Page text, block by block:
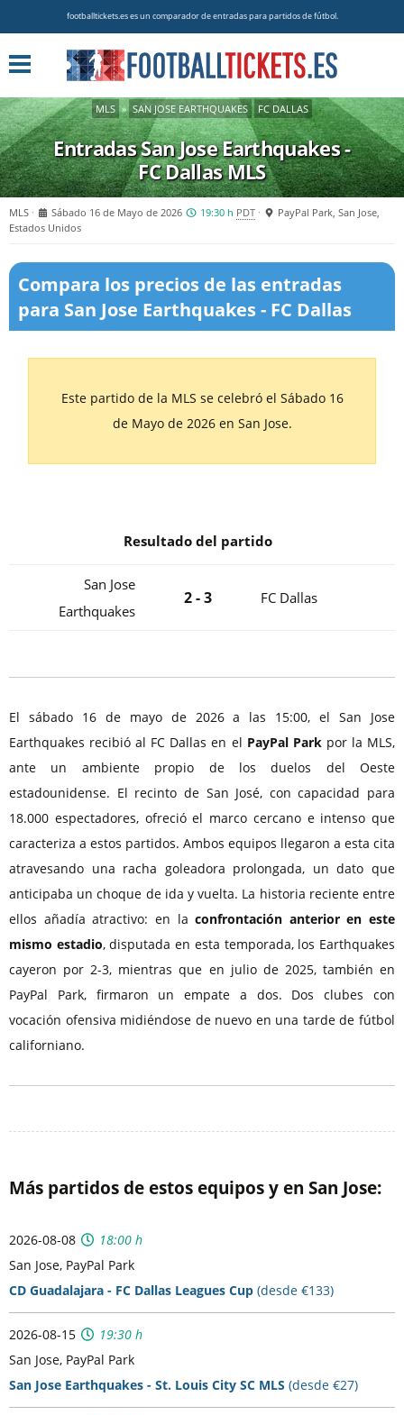
footballtickets.es es un comparador de entradas para partidos de fútbol.
MLS » SAN JOSE EARTHQUAKES FC DALLAS
Entradas San Jose Earthquakes -
FC DallasMLS
MLS Sábado 16 de Mayo de 2026 19:30 h PDT
PayPal Park, San Jose,
Estados Unidos
Compara los precios de las entradas
para San Jose Earthquakes - FC Dallas
Este partido de la MLS se celebró el Sábado 16
de Mayo de 2026 en San Jose.
Resultado del partido
San Jose
Earthquakes
2 - 3 FC Dallas
El sábado 16 de mayo de 2026 a las 15:00, el San Jose
Earthquakes recibió al FC Dallas en el PayPal Parkpor la MLS,
ante un ambiente propio de los duelos del Oeste
estadounidense. El recinto de San José, con capacidad para
18.000 espectadores, ofreció el marco cercano e intenso que
caracteriza a estos partidos. Ambos equipos llegaron a esta cita
atravesando una racha goleadora prolongada, un dato que
anticipaba un choque de ida y vuelta. La historia reciente entre
ellos añadía atractivo: en laconfrontación anterior en este
mismo estadio, disputada en esta temporada, los Earthquakes
cayeron por 2-3, mientras que en julio de 2025, también en
PayPal Park, firmaron un empate a dos. Dos clubes con
vocación ofensiva midiéndose de nuevo en una tarde de fútbol
californiano.
Más partidos de estos equipos y en San Jose:
2026-08-08
18:00 h
San Jose, PayPal Park
CD Guadalajara - FC Dallas Leagues Cup (desde €133)
2026-08-15
19:30 h
San Jose, PayPal Park
San Jose Earthquakes - St. Louis City SC MLS (desde €27)